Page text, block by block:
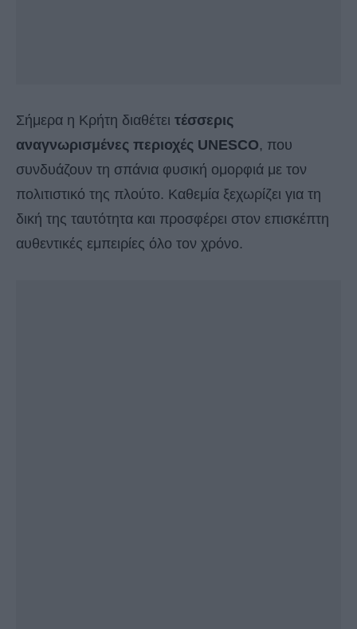
Σήμερα η Κρήτη διαθέτει τέσσερις
αναγνωρισμένες περιοχές UNESCO, που
συνδυάζουν τη σπάνια φυσική ομορφιά με τον
πολιτιστικό της πλούτο. Καθεμία ξεχωρίζει για τη
δική της ταυτότητα και προσφέρει στον επισκέπτη
αυθεντικές εμπειρίες όλο τον χρόνο.